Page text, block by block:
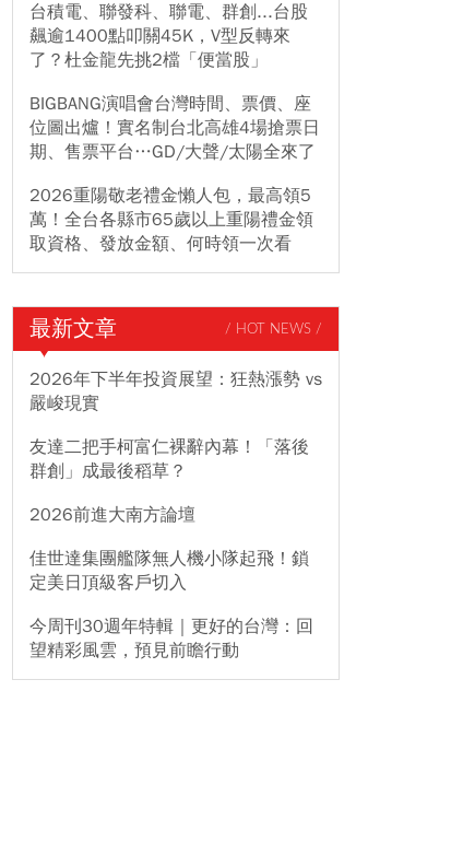
台積電、聯發科、聯電、群創...台股
飆逾1400點叩關45K，V型反轉來
了？杜金龍先挑2檔「便當股」
BIGBANG演唱會台灣時間、票價、座
位圖出爐！實名制台北高雄4場搶票日
期、售票平台…GD/大聲/太陽全來了
2026重陽敬老禮金懶人包，最高領5
萬！全台各縣市65歲以上重陽禮金領
取資格、發放金額、何時領一次看
最新文章 / HOT NEWS /
2026年下半年投資展望：狂熱漲勢 vs
嚴峻現實
友達二把手柯富仁裸辭內幕！「落後
群創」成最後稻草？
2026前進大南方論壇
佳世達集團艦隊無人機小隊起飛！鎖
定美日頂級客戶切入
今周刊30週年特輯｜更好的台灣：回
望精彩風雲，預見前瞻行動